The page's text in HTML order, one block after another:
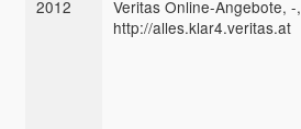
2012
Veritas Online-Angebote, -,
http://alles.klar4.veritas.at